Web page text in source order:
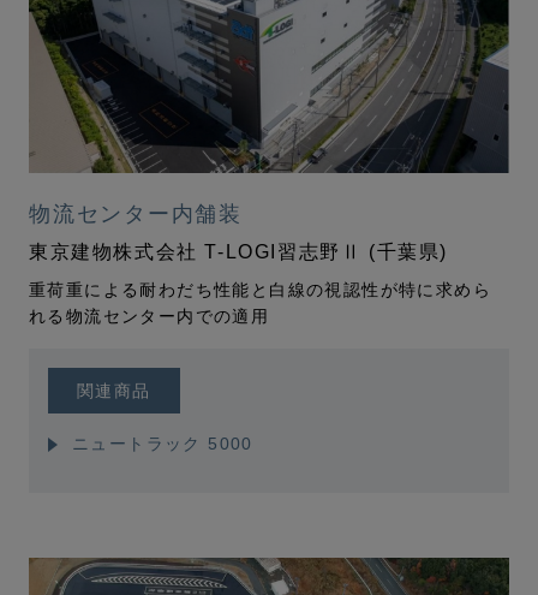
物流センター内舗装
東京建物株式会社 T-LOGI習志野Ⅱ (千葉県)
重荷重による耐わだち性能と白線の視認性が特に求めら
れる物流センター内での適用
関連商品
ニュートラック 5000